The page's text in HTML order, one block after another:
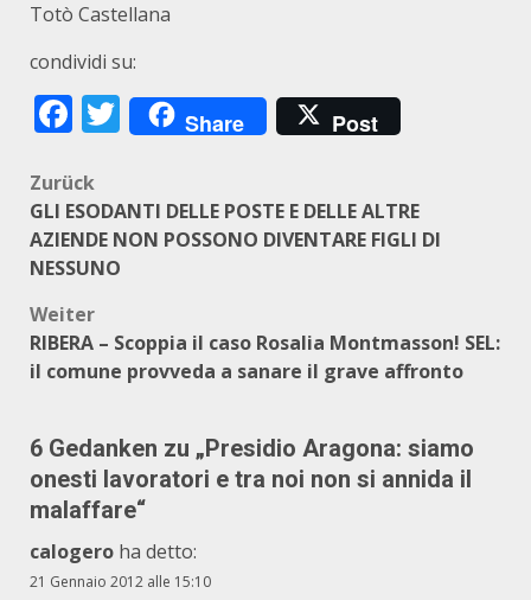
Totò Castellana
condividi su:
Facebook
Twitter
Share Post
Beitragsnavigation
Zurück
GLI ESODANTI DELLE POSTE E DELLE ALTRE
AZIENDE NON POSSONO DIVENTARE FIGLI DI
NESSUNO
Weiter
RIBERA – Scoppia il caso Rosalia Montmasson! SEL:
il comune provveda a sanare il grave affronto
6 Gedanken zu „Presidio Aragona: siamo
onesti lavoratori e tra noi non si annida il
malaffare“
calogero ha detto:
21 Gennaio 2012 alle 15:10